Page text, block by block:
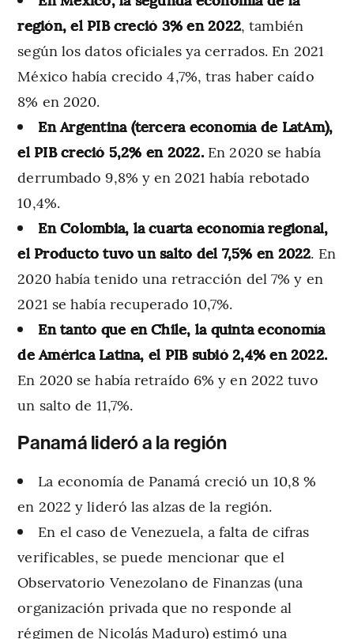
región, el PIB creció 3% en 2022, también
según los datos oficiales ya cerrados. En 2021
México había crecido 4,7%, tras haber caído
8% en 2020.
En Argentina (tercera economía de LatAm),
el PIB creció 5,2% en 2022. En 2020 se había
derrumbado 9,8% y en 2021 había rebotado
10,4%.
En Colombia, la cuarta economía regional,
el Producto tuvo un salto del 7,5% en 2022. En
2020 había tenido una retracción del 7% y en
2021 se había recuperado 10,7%.
En tanto que en Chile, la quinta economía
de América Latina, el PIB subió 2,4% en 2022.
En 2020 se había retraído 6% y en 2022 tuvo
un salto de 11,7%.
Panamá lideró a la región
La economía de Panamá creció un 10,8 %
en 2022 y lideró las alzas de la región.
En el caso de Venezuela, a falta de cifras
verificables, se puede mencionar que el
Observatorio Venezolano de Finanzas (una
organización privada que no responde al
régimen de Nicolás Maduro) estimó una